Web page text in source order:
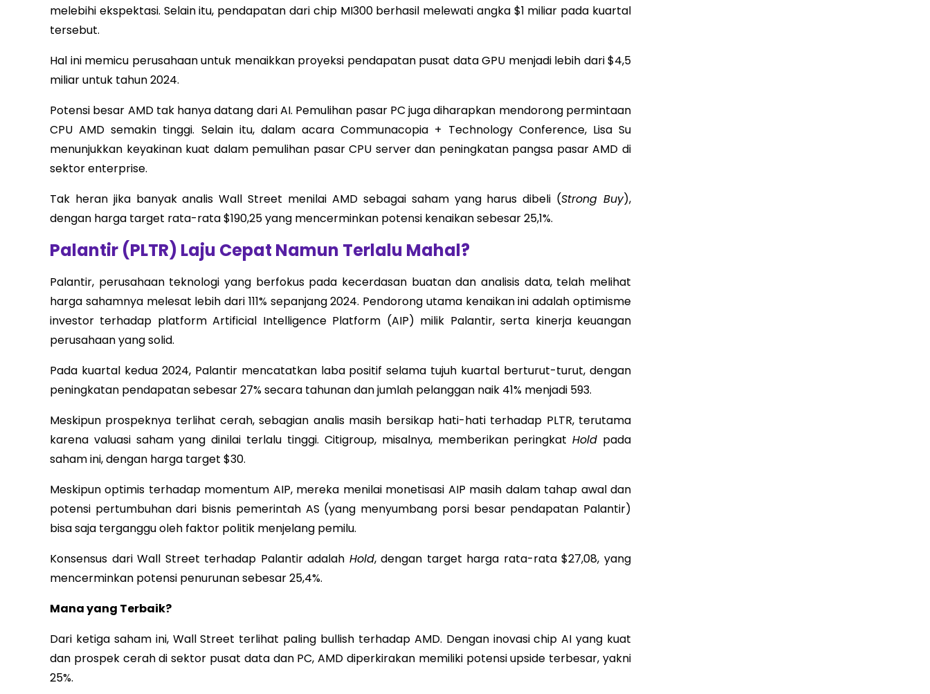
melebihi ekspektasi. Selain itu, pendapatan dari chip MI300 berhasil melewati angka $1 miliar pada kuartal
tersebut.
Hal ini memicu perusahaan untuk menaikkan proyeksi pendapatan pusat data GPU menjadi lebih dari $4,5
miliar untuk tahun 2024.
Potensi besar AMD tak hanya datang dari AI. Pemulihan pasar PC juga diharapkan mendorong permintaan
CPU AMD semakin tinggi. Selain itu, dalam acara Communacopia + Technology Conference, Lisa Su
menunjukkan keyakinan kuat dalam pemulihan pasar CPU server dan peningkatan pangsa pasar AMD di
sektor enterprise.
Tak heran jika banyak analis Wall Street menilai AMD sebagai saham yang harus dibeli (Strong Buy),
dengan harga target rata-rata $190,25 yang mencerminkan potensi kenaikan sebesar 25,1%.
Palantir (PLTR) Laju Cepat Namun Terlalu Mahal?
Palantir, perusahaan teknologi yang berfokus pada kecerdasan buatan dan analisis data, telah melihat
harga sahamnya melesat lebih dari 111% sepanjang 2024. Pendorong utama kenaikan ini adalah optimisme
investor terhadap platform Artificial Intelligence Platform (AIP) milik Palantir, serta kinerja keuangan
perusahaan yang solid.
Pada kuartal kedua 2024, Palantir mencatatkan laba positif selama tujuh kuartal berturut-turut, dengan
peningkatan pendapatan sebesar 27% secara tahunan dan jumlah pelanggan naik 41% menjadi 593.
Meskipun prospeknya terlihat cerah, sebagian analis masih bersikap hati-hati terhadap PLTR, terutama
karena valuasi saham yang dinilai terlalu tinggi. Citigroup, misalnya, memberikan peringkatHold pada
saham ini, dengan harga target $30.
Meskipun optimis terhadap momentum AIP, mereka menilai monetisasi AIP masih dalam tahap awal dan
potensi pertumbuhan dari bisnis pemerintah AS (yang menyumbang porsi besar pendapatan Palantir)
bisa saja terganggu oleh faktor politik menjelang pemilu.
Konsensus dari Wall Street terhadap Palantir adalah Hold, dengan target harga rata-rata $27,08, yang
mencerminkan potensi penurunan sebesar 25,4%.
Mana yang Terbaik?
Dari ketiga saham ini, Wall Street terlihat paling bullish terhadap AMD. Dengan inovasi chip AI yang kuat
dan prospek cerah di sektor pusat data dan PC, AMD diperkirakan memiliki potensi upside terbesar, yakni
25%.